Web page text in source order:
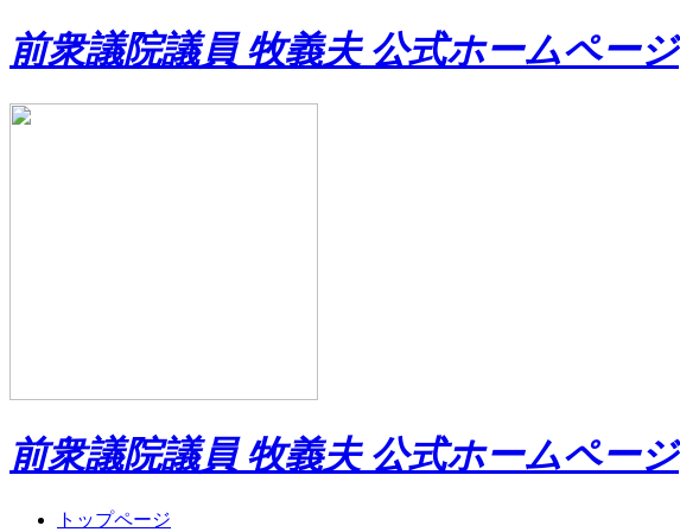
前衆議院議員 牧義夫 公式ホームページ
前衆議院議員 牧義夫 公式ホームページ
トップページ